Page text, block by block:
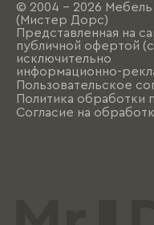
© 2004 - 2026 Мебель
(Мистер Дорс)
Представленная на
публичной офертой
исключительно
информационно-
Пользовательское
Политика обработки
Согласие на